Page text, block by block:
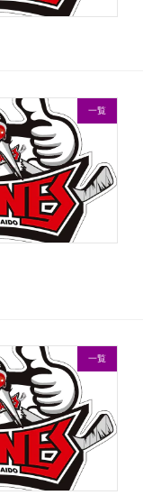
一覧
一覧